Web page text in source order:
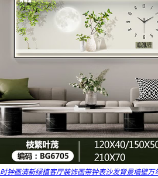
时钟画清新绿植客厅装饰画带钟表沙发背景墙壁万